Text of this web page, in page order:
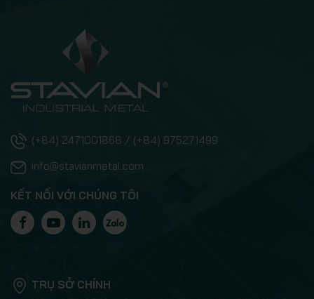
(+84) 2471001868 / (+84) 975271499
info@stavianmetal.com
KẾT NỐI VỚI CHÚNG TÔI
TRỤ SỞ CHÍNH